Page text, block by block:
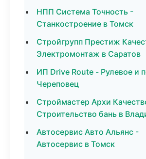
НПП Система Точность -
Станкостроение в Томск
Стройгрупп Престиж
Электромонтаж в Саратов
ИП Drive Route - Рулевое и
Череповец
Строймастер Архи
Строительство бань в
Автосервис Авто Альянс -
Автосервис в Томск